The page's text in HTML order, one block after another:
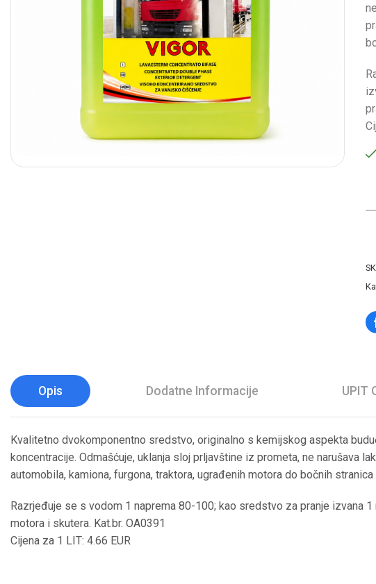
Opis Dodatne Informacije UPIT
Kvalitetno dvokomponentno sredstvo, originalno s kemijskog aspekta
koncentracije. Odmašćuje, uklanja sloj prljavštine iz prometa, ne narušava
automobila, kamiona, furgona, traktora, ugrađenih motora do bočnih
Razrjeđuje se s vodom 1 naprema 80-100; kao sredstvo za pranje izvana
motora i skutera. Kat.br. OA0391
Cijena za 1 LIT: 4.66 EUR